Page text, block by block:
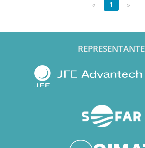
« 1 »
REPRESENTANTE